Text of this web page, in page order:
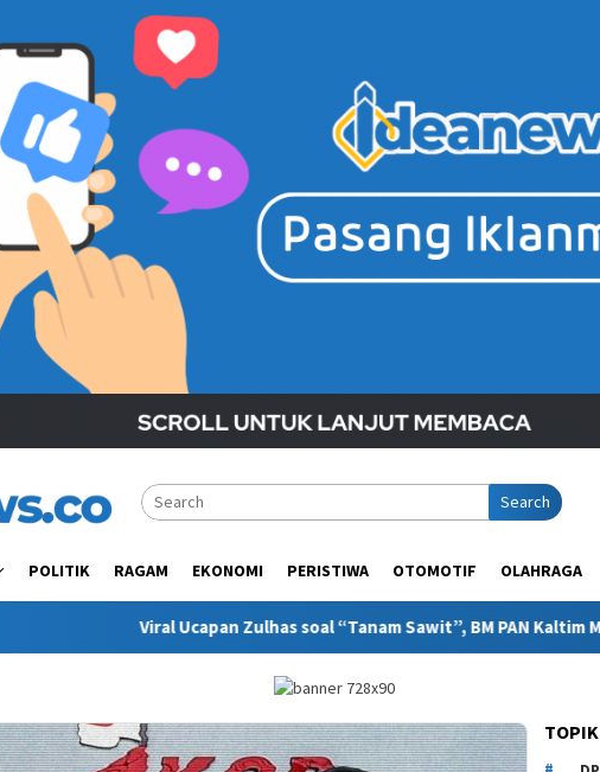
Search
POLITIK RAGAM EKONOMI PERISTIWA OTOMOTIF OLAHRAGA
Zulhas soal “Tanam Sawit”, BM PAN Kaltim Minta Publik Pahami